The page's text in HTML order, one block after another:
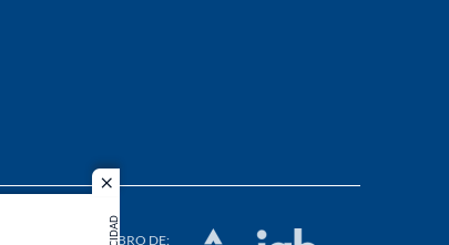
close
MIEMBRO DE: